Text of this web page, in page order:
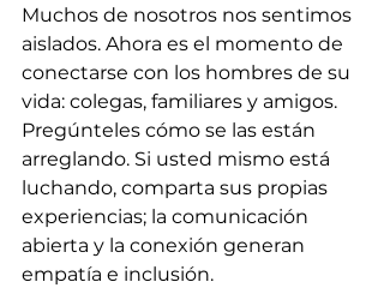
Muchos de nosotros nos sentimos
aislados. Ahora es el momento de
conectarse con los hombres de su
vida: colegas, familiares y amigos.
Pregúnteles cómo se las están
arreglando. Si usted mismo está
luchando, comparta sus propias
experiencias; la comunicación
abierta y la conexión generan
empatía e inclusión.